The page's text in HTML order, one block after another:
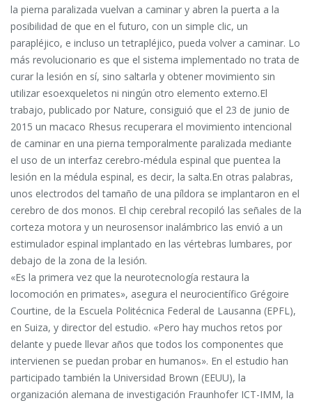
la pierna paralizada vuelvan a caminar y abren la puerta a la
posibilidad de que en el futuro, con un simple clic, un
parapléjico, e incluso un tetrapléjico, pueda volver a caminar. Lo
más revolucionario es que el sistema implementado no trata de
curar la lesión en sí, sino saltarla y obtener movimiento sin
utilizar esoexqueletos ni ningún otro elemento externo.El
trabajo, publicado por Nature, consiguió que el 23 de junio de
2015 un macaco Rhesus recuperara el movimiento intencional
de caminar en una pierna temporalmente paralizada mediante
el uso de un interfaz cerebro-médula espinal que puentea la
lesión en la médula espinal, es decir, la salta.En otras palabras,
unos electrodos del tamaño de una píldora se implantaron en el
cerebro de dos monos. El chip cerebral recopiló las señales de la
corteza motora y un neurosensor inalámbrico las envió a un
estimulador espinal implantado en las vértebras lumbares, por
debajo de la zona de la lesión.
«Es la primera vez que la neurotecnología restaura la
locomoción en primates», asegura el neurocientífico Grégoire
Courtine, de la Escuela Politécnica Federal de Lausanna (EPFL),
en Suiza, y director del estudio. «Pero hay muchos retos por
delante y puede llevar años que todos los componentes que
intervienen se puedan probar en humanos». En el estudio han
participado también la Universidad Brown (EEUU), la
organización alemana de investigación Fraunhofer ICT-IMM, la